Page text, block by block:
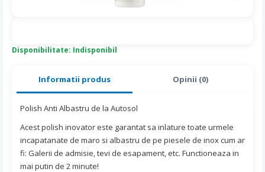
Informatii produs Opinii (0)
Polish Anti Albastru de la Autosol
Acest polish inovator este garantat sa inlature toate urmele
incapatanate de maro si albastru de pe piesele de inox cum ar
fi: Galerii de admisie, tevi de esapament, etc. Functioneaza in
mai putin de 2 minute!
Disponibilitate: Indisponibil